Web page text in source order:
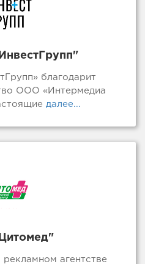
благодарит
ООО «Интермедиа
далее...
агентстве